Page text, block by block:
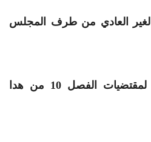
الغير العادي من طرف المجلس
-فصل أي منخرط طبقا لمقتضيات الفصل 10 من هدا